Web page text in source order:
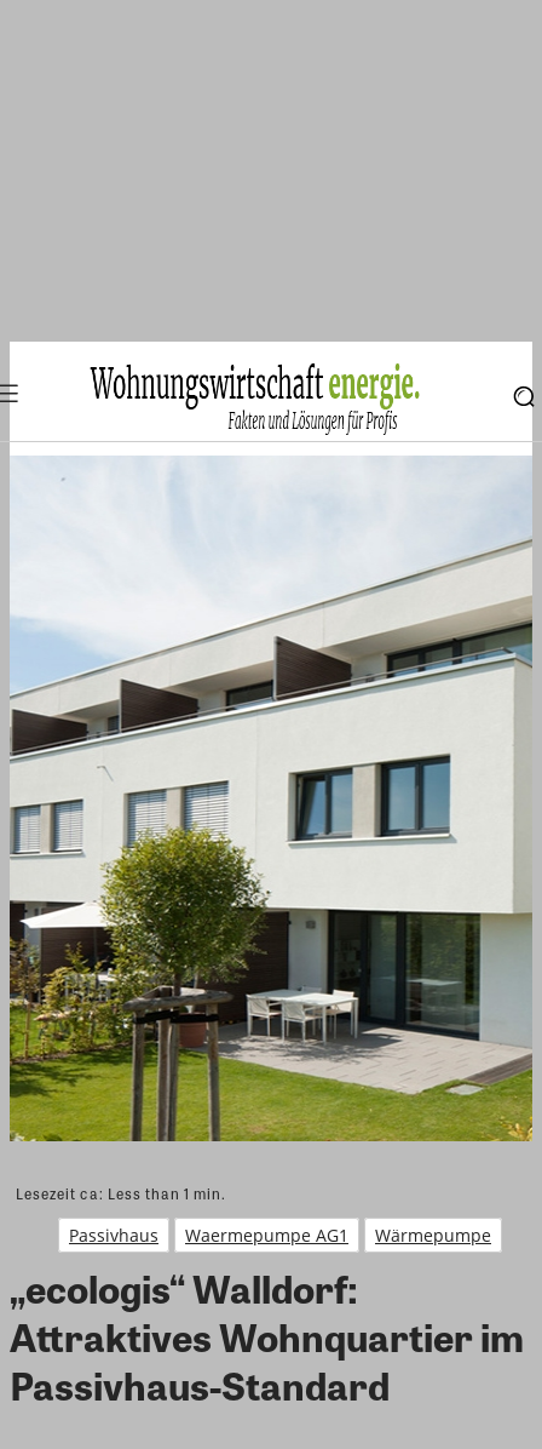
Lesezeit ca: Less than 1 min.
Passivhaus Waermepumpe AG1 Wärmepumpe
„ecologis“ Walldorf:
Attraktives Wohnquartier im
Passivhaus-Standard